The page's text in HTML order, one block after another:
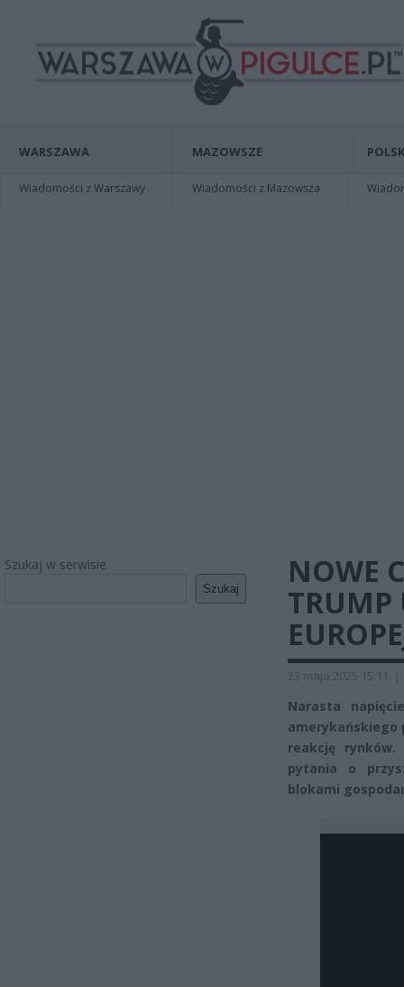
WARSZAWA
Wiadomości z Warszawy
MAZOWSZE
Wiadomości z Mazowsza
Szukaj w serwisie
Szukaj
NOWE
TRUMP
23 maja 2025 15:11 |
Narasta
amerykańskiego
reakcję
pytania o
blokami